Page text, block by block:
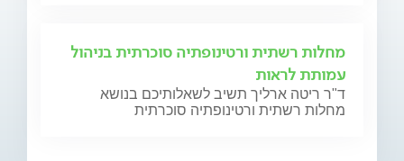
מחלות רשתית ורטינופתיה סוכרתית בניהול
עמותת לראות
ד"ר ריטה ארליך תשיב לשאלותיכם בנושא
מחלות רשתית ורטינופתיה סוכרתית